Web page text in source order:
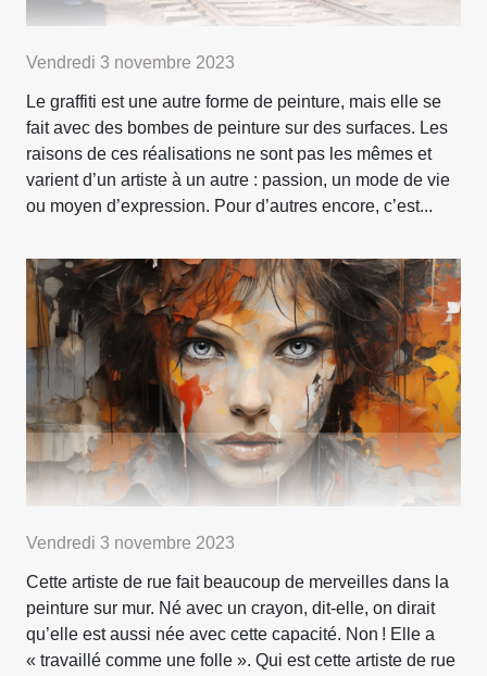
Vendredi 3 novembre 2023
Le graffiti est une autre forme de peinture, mais elle se
fait avec des bombes de peinture sur des surfaces. Les
raisons de ces réalisations ne sont pas les mêmes et
varient d’un artiste à un autre : passion, un mode de vie
ou moyen d’expression. Pour d’autres encore, c’est...
Vendredi 3 novembre 2023
Cette artiste de rue fait beaucoup de merveilles dans la
peinture sur mur. Né avec un crayon, dit-elle, on dirait
qu’elle est aussi née avec cette capacité. Non ! Elle a
« travaillé comme une folle ». Qui est cette artiste de rue